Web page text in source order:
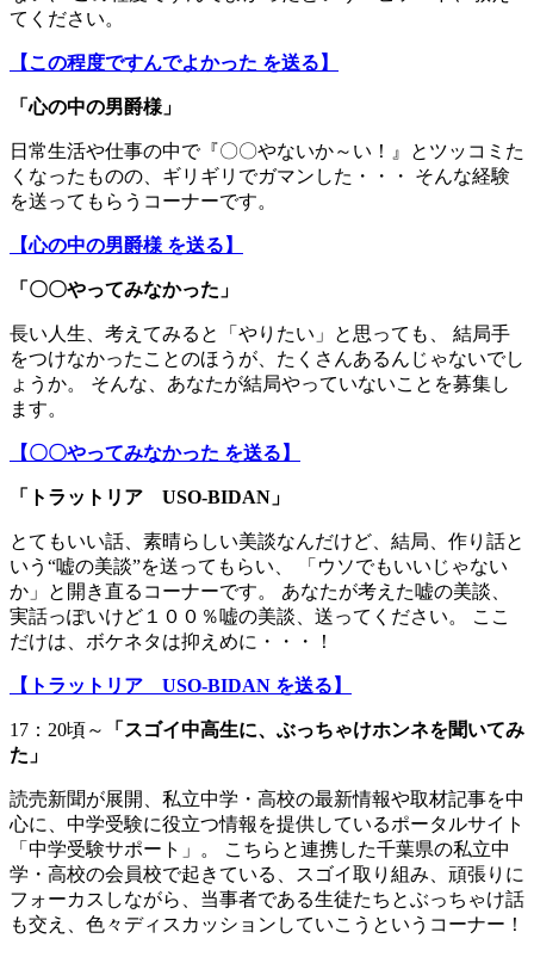
てください。
【この程度ですんでよかった を送る】
「心の中の男爵様 」
日常生活や仕事の中で『〇〇やないか～い！』とツッコミた
くなったものの、ギリギリでガマンした・・・ そんな経験
を送ってもらうコーナーです。
【心の中の男爵様 を送る】
「〇〇やってみなかった」
長い人生、考えてみると「やりたい」と思っても、 結局手
をつけなかったことのほうが、たくさんあるんじゃないでし
ょうか。 そんな、あなたが結局やっていないことを募集し
ます。
【〇〇やってみなかった を送る】
「トラットリア USO-BIDAN」
とてもいい話、素晴らしい美談なんだけど、結局、作り話と
いう“嘘の美談”を送ってもらい、 「ウソでもいいじゃない
か」と開き直るコーナーです。 あなたが考えた嘘の美談、
実話っぽいけど１００％嘘の美談、送ってください。 ここ
だけは、ボケネタは抑えめに・・・！
【トラットリア USO-BIDAN を送る】
17：20頃～
「スゴイ中高生に、ぶっちゃけホンネを聞いてみ
た」
読売新聞が展開、私立中学・高校の最新情報や取材記事を中
心に、中学受験に役立つ情報を提供しているポータルサイト
「中学受験サポート」。 こちらと連携した千葉県の私立中
学・高校の会員校で起きている、スゴイ取り組み、頑張りに
フォーカスしながら、当事者である生徒たちとぶっちゃけ話
も交え、色々ディスカッションしていこうというコーナー！